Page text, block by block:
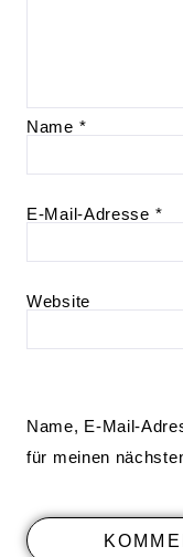
Name *
E-Mail-Adresse *
Website
Name, E-Mail-
für meinen